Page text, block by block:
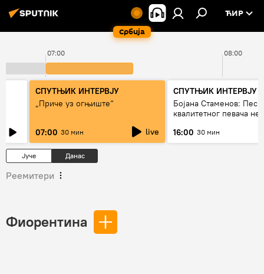
Србија
ЋИР
07:00 08:00
СПУТЊИК ИНТЕРВЈУ
„Приче уз огњиште“
07:00 30 мин live
СПУТЊИК ИНТЕРВЈУ
Бојана Стаменов:
квалитетног певача
16:00 30 мин
Јуче Данас
Реемитери
Фиорентина